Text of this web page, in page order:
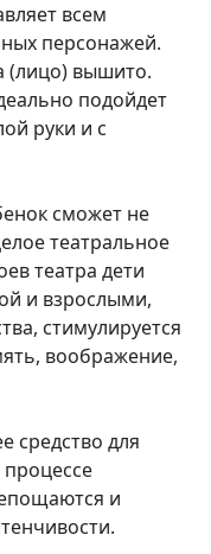
всем
персонажей.
(лицо) вышито.
подойдет
руки и с
сможет не
театральное
театра дети
и взрослыми,
стимулируется
воображение,
средство для
и